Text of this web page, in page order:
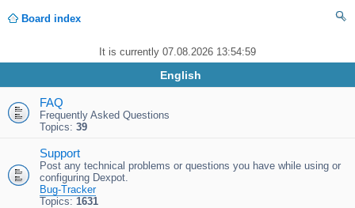
Board index
rc
h
It is currently 07.08.2026 13:54:59
English
FAQ
Frequently Asked Questions
Topics: 39
Support
Post any technical problems or questions you have while using or
configuring Dexpot.
Bug-Tracker
Topics: 1631